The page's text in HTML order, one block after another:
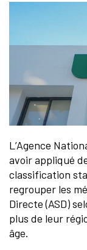
L’Agence
avoir appliqué
classification
regrouper les
Directe (ASD)
plus de leur
âge.